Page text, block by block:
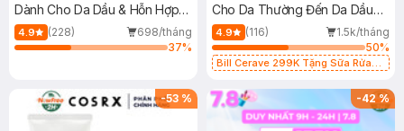
Dành Cho Da Dầu & Hỗn Hợp
500ml
4.9 (228)
698/tháng
37%
Cho Da Thường Đến Da Dầu
473ml
4.9 (116)
1.5k/tháng
50%
Bill Cerave 299K Tặng Sữa Rửa
-53 % -42%